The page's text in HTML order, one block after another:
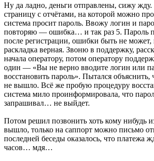
Ну да ладно, деньги отправлены, сижу
страницу с отчётами, на которой можно
система просит пароль. Ввожу логин и
повторяю — ошибка… и так раз 5.
после регистрации, ошибки быть не
раскладка верная. Звоню в поддержку,
начала оператору, потом оператору
один — «Вы не верно вводите логин или
восстановить пароль». Пытался
не вышло. Всё же пробую процедуру
система мило проинформировала, что
запрашивал… не выйдет.
Потом решил позвонить хоть кому нибудь
вышло, только на саппорт можно письмо
последней беседы оказалось, что платежа
часов… мдя…